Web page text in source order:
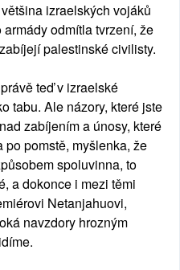
izraelských vojáků
odmítla tvrzení, že
palestinské civilisty.
teď v izraelské
tabu. Ale názory, které jste
zabíjením a únosy, které
pomstě, myšlenka, že
spoluvinna, to
a dokonce i mezi těmi
Netanjahuovi,
navzdory hrozným